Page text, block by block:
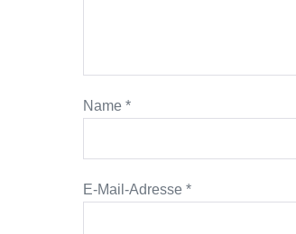
Name *
E-Mail-Adresse *